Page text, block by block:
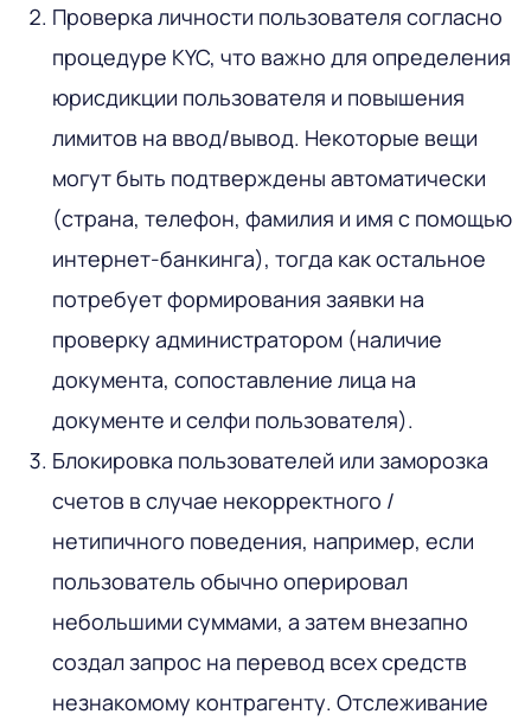
Проверка личности пользователя согласно
процедуре KYC, что важно для определения
юрисдикции пользователя и повышения
лимитов на ввод/вывод. Некоторые вещи
могут быть подтверждены автоматически
(страна, телефон, фамилия и имя с помощью
интернет-банкинга), тогда как остальное
потребует формирования заявки на
проверку администратором (наличие
документа, сопоставление лица на
документе и селфи пользователя).
Блокировка пользователей или заморозка
счетов в случае некорректного /
нетипичного поведения, например, если
пользователь обычно оперировал
небольшими суммами, а затем внезапно
создал запрос на перевод всех средств
незнакомому контрагенту. Отслеживание